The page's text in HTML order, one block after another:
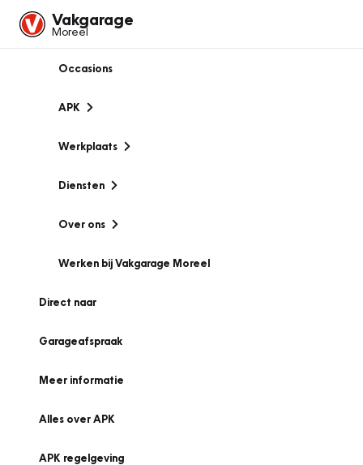
Vakgarage
Moreel
Occasions
APK
Werkplaats
Diensten
Over ons
Werken bij Vakgarage Moreel
Direct naar
Garageafspraak
Meer informatie
Alles over APK
APK regelgeving